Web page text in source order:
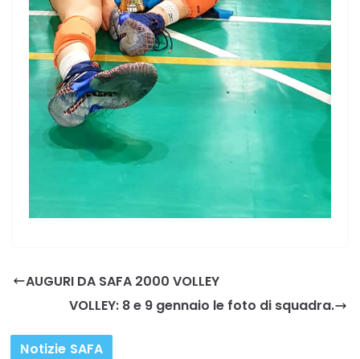
AUGURI DA SAFA 2000 VOLLEY
VOLLEY: 8 e 9 gennaio le foto di squadra.
Notizie SAFA